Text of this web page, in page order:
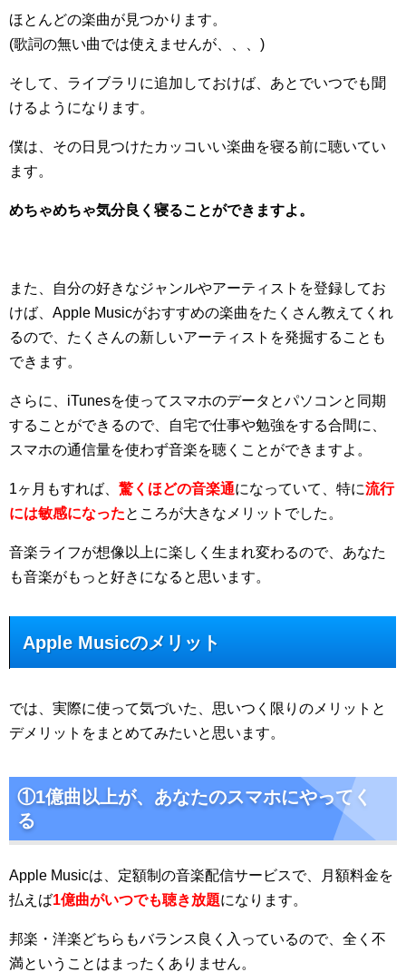
ほとんどの楽曲が見つかります。
(歌詞の無い曲では使えませんが、、、)
そして、ライブラリに追加しておけば、あとでいつでも聞
けるようになります。
僕は、その日見つけたカッコいい楽曲を寝る前に聴いてい
ます。
めちゃめちゃ気分良く寝ることができますよ。
また、自分の好きなジャンルやアーティストを登録してお
けば、Apple Musicがおすすめの楽曲をたくさん教えてくれ
るので、たくさんの新しいアーティストを発掘することも
できます。
さらに、iTunesを使ってスマホのデータとパソコンと同期
することができるので、自宅で仕事や勉強をする合間に、
スマホの通信量を使わず音楽を聴くことができますよ。
1ヶ月もすれば、 驚くほどの音楽通になっていて、特に流行
には敏感になったところが大きなメリットでした。
音楽ライフが想像以上に楽しく生まれ変わるので、あなた
も音楽がもっと好きになると思います。
Apple Musicのメリット
では、実際に使って気づいた、思いつく限りのメリットと
デメリットをまとめてみたいと思います。
①1億曲以上が、あなたのスマホにやってく
る
Apple Musicは、定額制の音楽配信サービスで、月額料金を
払えば1億曲がいつでも聴き放題になります。
邦楽・洋楽どちらもバランス良く入っているので、全く不
満ということはまったくありません。